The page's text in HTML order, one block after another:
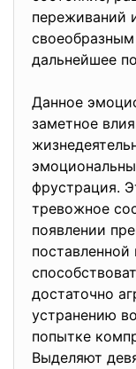
переживаний
дальнейшее
Данное
заметное
фрустрация.
тревожное
появлении
достаточно
устранению
попытке
Выделяют